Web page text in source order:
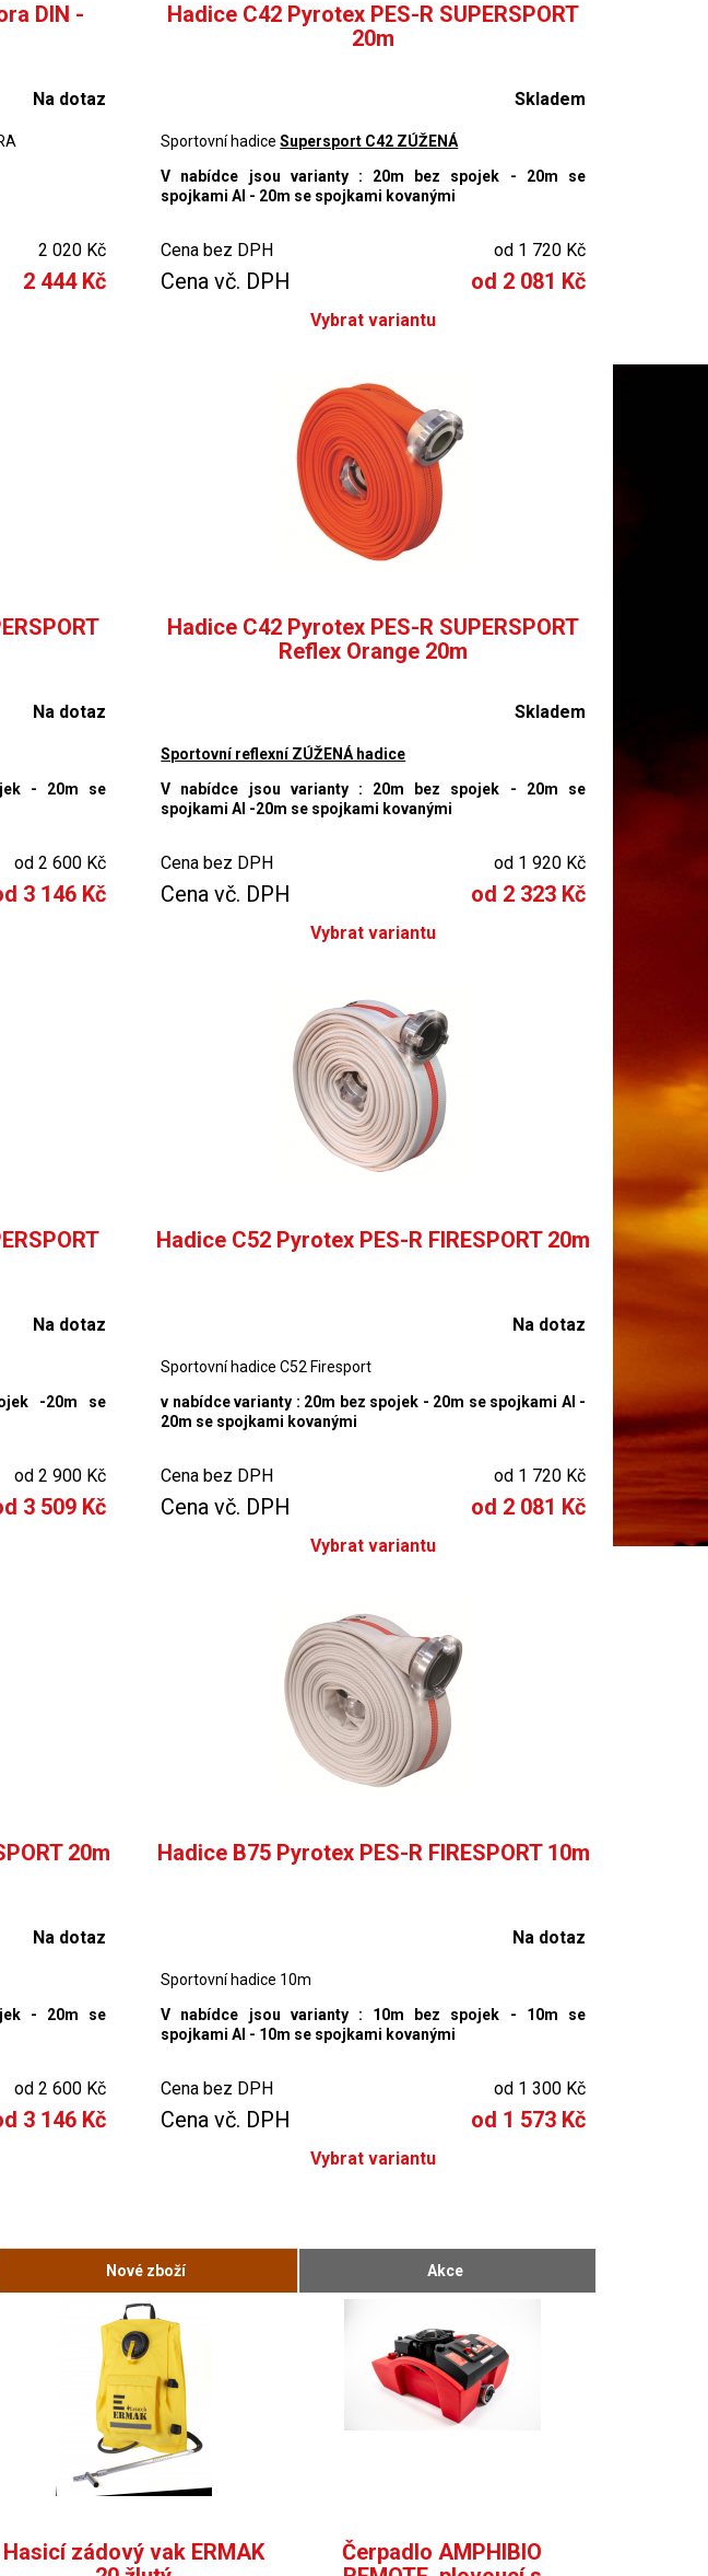
DIN -
Na dotaz
2 020 Kč
2 444 Kč
Hadice C42 Pyrotex PES-R SUPERSPORT
20m
Skladem
Sportovní hadiceSupersport C42 ZÚŽENÁ
V nabídce jsou varianty : 20m bez spojek - 20m se
spojkami Al - 20m se spojkami kovanými
Cena bez DPH od 1 720 Kč
Cena vč. DPH od 2 081 Kč
Vybrat variantu
Na dotaz
- 20m se
od 2 600 Kč
3 146 Kč
Hadice C42 Pyrotex PES-R SUPERSPORT
Reflex Orange 20m
Skladem
Sportovní reflexní ZÚŽENÁ hadice
V nabídce jsou varianty : 20m bez spojek - 20m se
spojkami Al -20m se spojkami kovanými
Cena bez DPH od 1 920 Kč
Cena vč. DPH od 2 323 Kč
Vybrat variantu
Na dotaz
-20m se
od 2 900 Kč
3 509 Kč
Hadice C52 Pyrotex PES-R FIRESPORT 20m
Na dotaz
Sportovní hadice C52 Firesport
v nabídce varianty : 20m bez spojek - 20m se spojkami Al -
20m se spojkami kovanými
Cena bez DPH od 1 720 Kč
Cena vč. DPH od 2 081 Kč
Vybrat variantu
20m
Na dotaz
- 20m se
od 2 600 Kč
3 146 Kč
Hadice B75 Pyrotex PES-R FIRESPORT 10m
Na dotaz
Sportovní hadice 10m
V nabídce jsou varianty : 10m bez spojek - 10m se
spojkami Al - 10m se spojkami kovanými
Cena bez DPH od 1 300 Kč
Cena vč. DPH od 1 573 Kč
Vybrat variantu
Nové zboží Akce
Hasicí zádový vak ERMAK
Čerpadlo AMPHIBIO